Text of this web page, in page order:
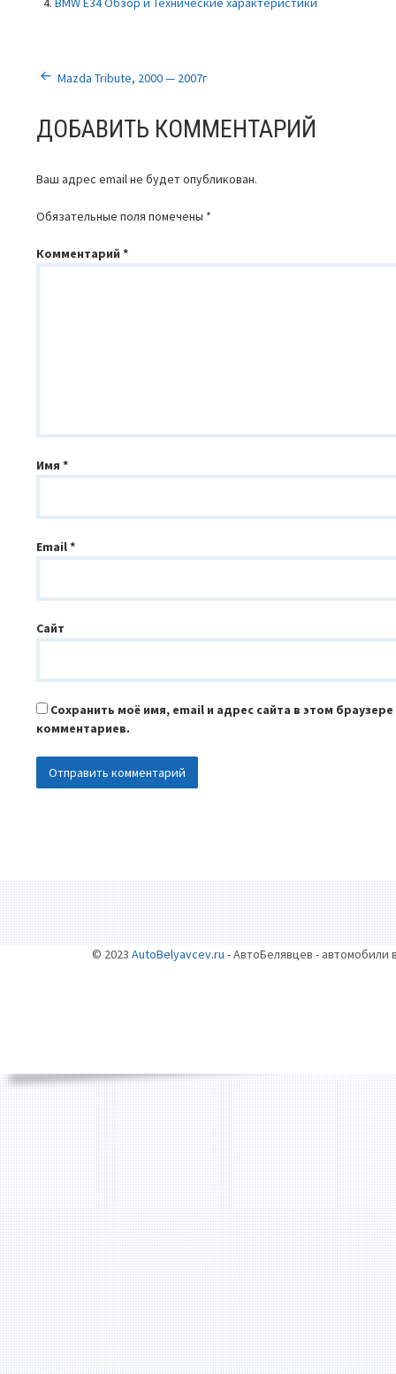
НАВИГАЦИЯ
ПО
ЗАПИСЯМ
Mazda Tribute, 2000 — 2007г
ДОБАВИТЬ КОММЕНТАРИЙ
Ваш адрес email не будет опубликован.
Обязательные поля помечены *
Комментарий*
Имя*
Email*
Сайт
Сохранить моё имя, email и адрес сайта в этом
комментариев.
© 2023 AutoBelyavcev.ru - АвтоБелявцев - автомобили